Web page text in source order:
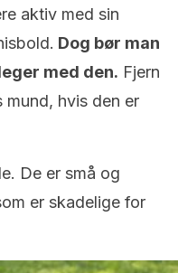
aktiv med sin
Dog bør man
med den. Fjern
hvis den er
De er små og
er skadelige for